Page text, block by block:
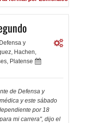
Defensa y
, Hachen,
, Platense
de Defensa y
y este sábado
por 18
mi carrera", dijo el